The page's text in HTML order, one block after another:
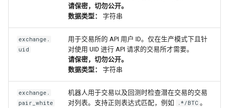
请保密，切勿公开。
数据类型：
字符串
exchange.
uid
用于交易所的 API 用户 ID。仅在生产模式下且针
对使用 UID 进行 API 请求的交易所才需要。
请保密，切勿公开。
数据类型：
字符串
exchange.
pair_white
机器人用于交易以及回测时检查潜在交易的交易
对列表。支持正则表达式匹配，例如
.*/BTC 。